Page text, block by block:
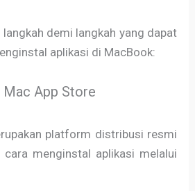
langkah demi langkah yang dapat
aplikasi di MacBook:
Mac App Store
platform distribusi resmi
cara menginstal aplikasi melalui